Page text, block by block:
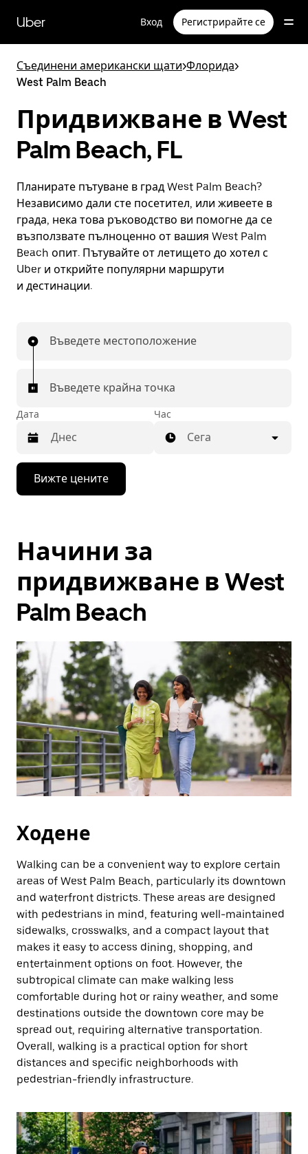
към
основното
съдържание
Uber Вход Регистрирайте се
Съединени американски щати>Флорида>
West Palm Beach
Придвижване в West
Palm Beach, FL
Планирате пътуване в град West Palm Beach?
Независимо дали сте посетител, или живеете в
града, нека това ръководство ви помогне да се
възползвате пълноценно от вашия West Palm
Beach опит. Пътувайте от летището до хотел с
Uber и открийте популярни маршрути
и дестинации.
Въведете местоположение
Въведете крайна точка
Дата
Натиснете
бутона
със
да
използвате
и
изберете
дата.
бутона
Escape,
за
да
затворите
календара.
Час
Сега
Вижте цените
Начини за
придвижване в West
Palm Beach
Ходене
Walking can be a convenient way to explore certain
areas of West Palm Beach, particularly its downtown
and waterfront districts. These areas are designed
with pedestrians in mind, featuring well-maintained
sidewalks, crosswalks, and a compact layout that
makes it easy to access dining, shopping, and
entertainment options on foot. However, the
subtropical climate can make walking less
comfortable during hot or rainy weather, and some
destinations outside the downtown core may be
spread out, requiring alternative transportation.
Overall, walking is a practical option for short
distances and specific neighborhoods with
pedestrian-friendly infrastructure.